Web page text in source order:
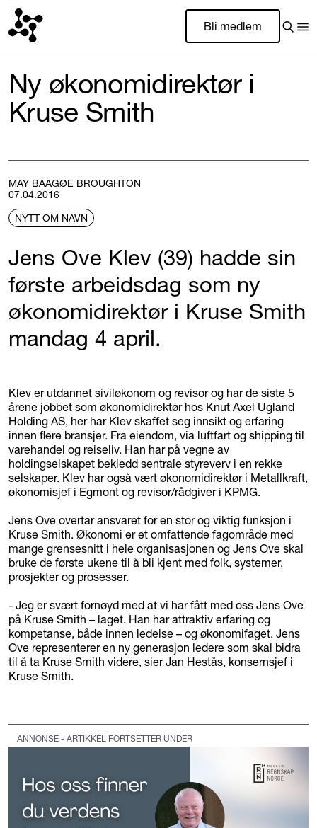
Bli medlem
Ny økonomidirektør i
Kruse Smith
MAY BAAGØE BROUGHTON
07.04.2016
NYTT OM NAVN
Jens Ove Klev (39) hadde sin
første arbeidsdag som ny
økonomidirektør i Kruse Smith
mandag 4 april.
Klev er utdannet siviløkonom og revisor og har de siste 5
årene jobbet som økonomidirektør hos Knut Axel Ugland
Holding AS, her har Klev skaffet seg innsikt og erfaring
innen flere bransjer. Fra eiendom, via luftfart og shipping til
varehandel og reiseliv. Han har på vegne av
holdingselskapet bekledd sentrale styreverv i en rekke
selskaper. Klev har også vært økonomidirektør i Metallkraft,
økonomisjef i Egmont og revisor/rådgiver i KPMG.
Jens Ove overtar ansvaret for en stor og viktig funksjon i
Kruse Smith. Økonomi er et omfattende fagområde med
mange grensesnitt i hele organisasjonen og Jens Ove skal
bruke de første ukene til å bli kjent med folk, systemer,
prosjekter og prosesser.
- Jeg er svært fornøyd med at vi har fått med oss Jens Ove
på Kruse Smith – laget. Han har attraktiv erfaring og
kompetanse, både innen ledelse – og økonomifaget. Jens
Ove representerer en ny generasjon ledere som skal bidra
til å ta Kruse Smith videre, sier Jan Hestås, konsernsjef i
Kruse Smith.
ANNONSE - ARTIKKEL FORTSETTER UNDER